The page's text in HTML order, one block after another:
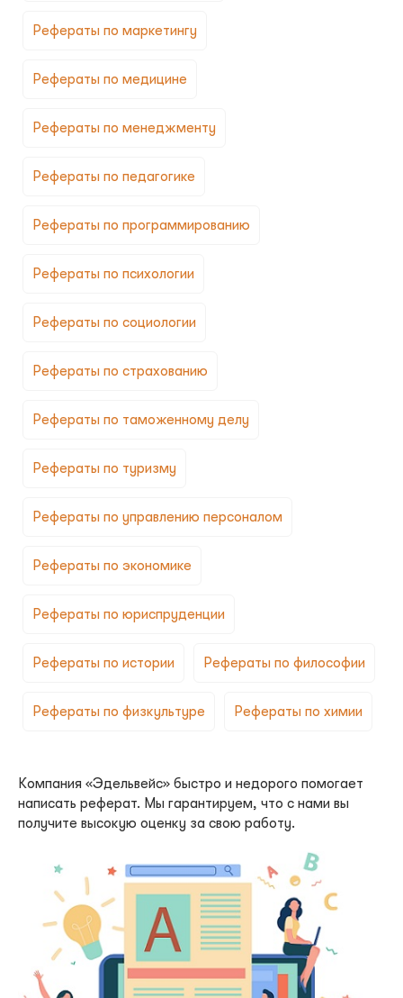
Рефераты по маркетингу
Рефераты по медицине
Рефераты по менеджменту
Рефераты по педагогике
Рефераты по программированию
Рефераты по психологии
Рефераты по социологии
Рефераты по страхованию
Рефераты по таможенному делу
Рефераты по туризму
Рефераты по управлению персоналом
Рефераты по экономике
Рефераты по юриспруденции
Рефераты по истории Рефераты по философии
Рефераты по физкультуре Рефераты по химии
Компания «Эдельвейс» быстро и недорого помогает
написать реферат. Мы гарантируем, что с нами вы
получите высокую оценку за свою работу.